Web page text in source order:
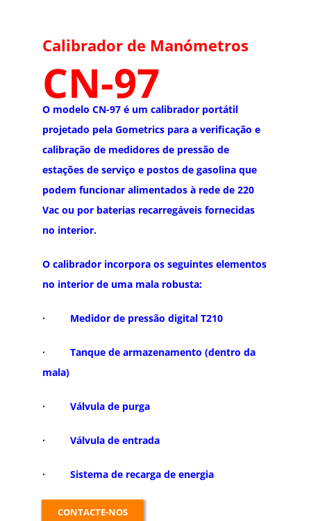
Calibrador de Manómetros
CN-97
O modelo CN-97 é um calibrador portátil
projetado pela Gometrics para a verificação e
calibração de medidores de pressão de
estações de serviço e postos de gasolina que
podem funcionar alimentados à rede de 220
Vac ou por baterias recarregáveis fornecidas
no interior.
O calibrador incorpora os seguintes elementos
no interior de uma mala robusta:
· Medidor de pressão digital T210
· Tanque de armazenamento (dentro da
mala)
· Válvula de purga
· Válvula de entrada
· Sistema de recarga de energia
CONTACTE-NOS